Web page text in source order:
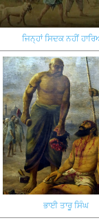
ਜਿਨ੍ਹਾਂ ਸਿਦਕ ਨਹੀਂ
ਭਾਈ ਤਾਰੂ ਸਿੰਘ